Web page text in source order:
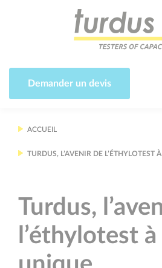
Demander un devis
ACCUEIL
TURDUS, L’AVENIR DE L’ÉTHYLOTEST
Turdus,
l’éthylotest